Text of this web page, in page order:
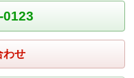
0123
わせ